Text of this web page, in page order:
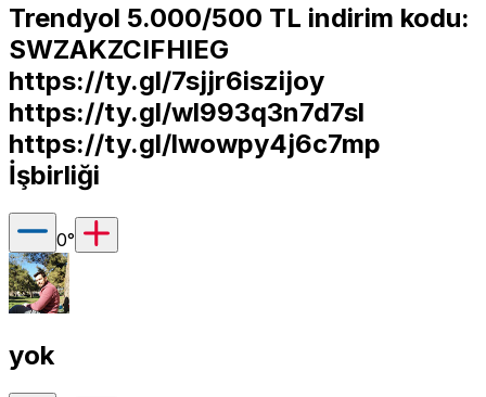
Trendyol 5.000/500 TL indirim kodu:
SWZAKZCIFHIEG
https://ty.gl/7sjjr6iszijoy
https://ty.gl/wl993q3n7d7sl
https://ty.gl/lwowpy4j6c7mp
İşbirliği
0°
yok